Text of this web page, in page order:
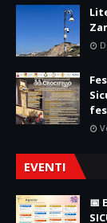
EVENTI
📅